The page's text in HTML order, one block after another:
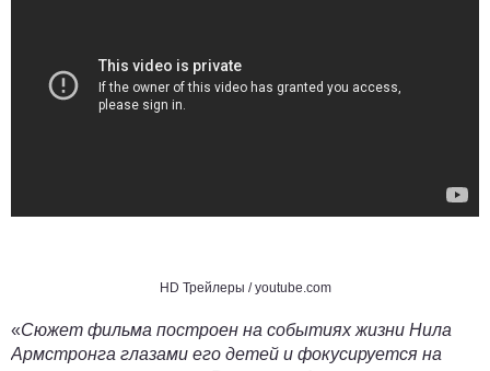
HD Трейлеры / youtube.com
«Сюжет фильма построен на событиях жизни Нила
Армстронга глазами его детей и фокусируется на